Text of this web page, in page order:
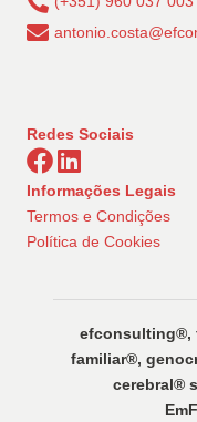
Redes Sociais
Informações Legais
Termos e Condições
Política de Cookies
efconsulting®️,
familiar®️,
cerebral®️